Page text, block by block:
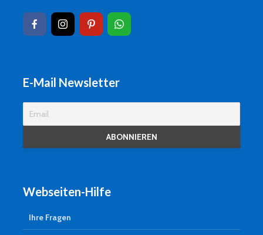
E-Mail Newsletter
Webseiten-Hilfe
Ihre Fragen